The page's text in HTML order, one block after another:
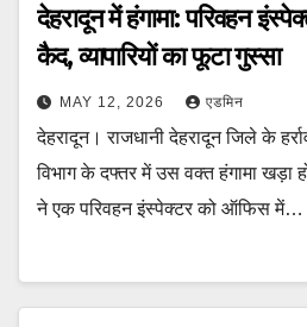
देहरादून में हंगामा: परिवहन
कैद, व्यापारियों का फूटा गुस्सा
MAY 12, 2026 एडमिन
देहरादून। राजधानी देहरादून जिले के
विभाग के दफ्तर में उस वक्त हंगामा खड़ा हो
ने एक परिवहन इंस्पेक्टर को ऑफिस में…